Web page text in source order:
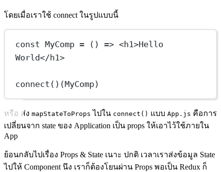
โดยเมื่อเราใช้ connect ในรูปแบบนี้
const MyComp = () => <h1>Hello
World</h1>
connect ()(MyComp)
หรือ ส่ง mapStateToProps ไปใน connect() แบบ App.js คือการ
เปลี่ยนจาก state ของ Application เป็น props ให้เอาไว้ใช้ภายใน
App
ย้อนกลับไปเรื่อง Props & State เนาะ ปกติ เวลาเราส่งข้อมูล State
ไปให้ Component นึง เราก็ต้องโยนผ่าน Props พอเป็น Redux ก็